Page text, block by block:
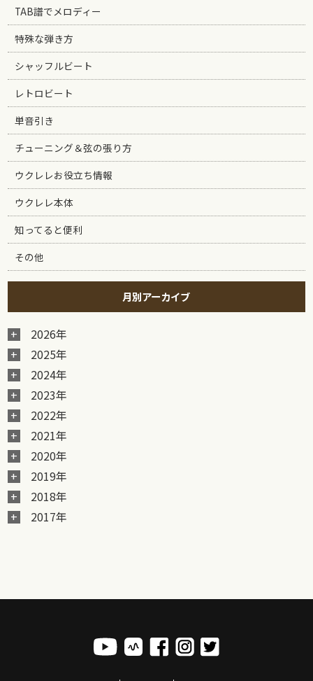
TAB譜でメロディー
特殊な弾き方
シャッフルビート
レトロビート
単音引き
チューニング＆弦の張り方
ウクレレお役立ち情報
ウクレレ本体
知ってると便利
その他
月別アーカイブ
2026年
2025年
2024年
2023年
2022年
2021年
2020年
2019年
2018年
2017年